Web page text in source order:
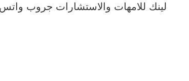
لينك للامهات والاستشارات جروب